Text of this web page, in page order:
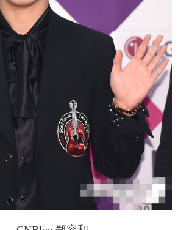
新华电视英文 返回PC